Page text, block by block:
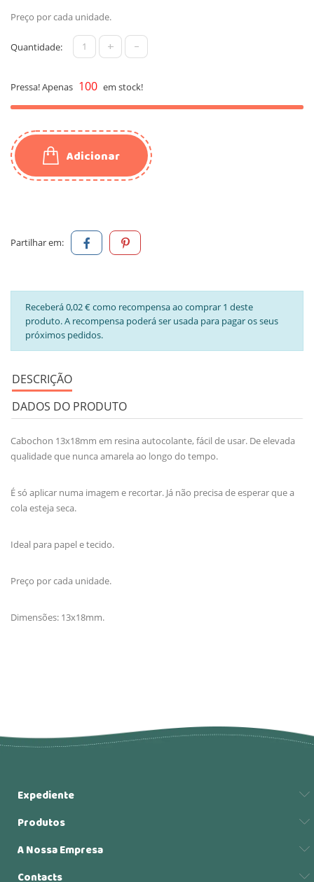
Preço por cada unidade.
Quantidade: + -
Pressa! Apenas 100 em stock!
Adicionar
Partilhar em:
Receberá 0,02 € como recompensa ao comprar 1 deste
produto. A recompensa poderá ser usada para pagar os seus
próximos pedidos.
DESCRIÇÃO
DADOS DO PRODUTO
Cabochon 13x18mm em resina autocolante,fácil de usar. De elevada
qualidade que nunca amarela ao longo do tempo.
É só aplicar numa imagem e recortar. Já não precisa de esperar que a
cola esteja seca.
Ideal para papel e tecido.
Preço por cada unidade.
Dimensões: 13x18mm.
Expediente
Produtos
A Nossa Empresa
Contacts